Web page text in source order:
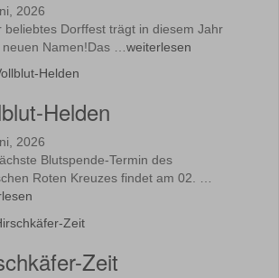
2026
beliebtes Dorffest trägt in diesem Jahr
Namen!Das … weiterlesen
Helden
2026
Blutspende-Termin des
Roten Kreuzes findet am 02. …
Zeit